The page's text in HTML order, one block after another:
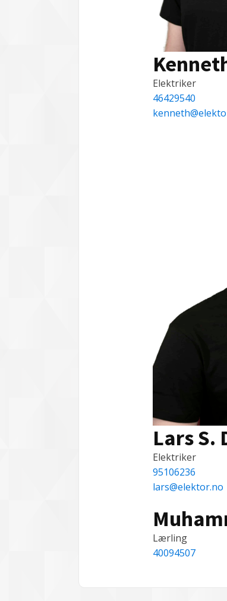
Elektriker
46429540
Lars S.
Elektriker
95106236
lars@elektor.no
Lærling
40094507